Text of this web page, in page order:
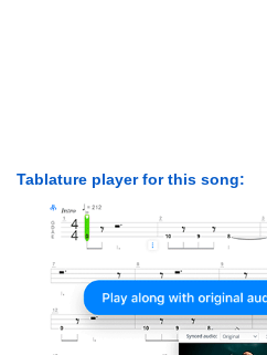
Tablature player for this song: